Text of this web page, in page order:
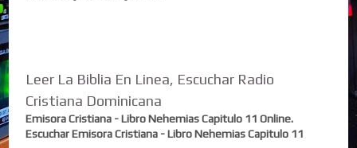
Leer La Biblia En Linea, Escuchar Radio
Cristiana Dominicana
Emisora Cristiana - Libro Nehemias Capitulo 11 Online.
Escuchar Emisora Cristiana - Libro Nehemias Capitulo 11